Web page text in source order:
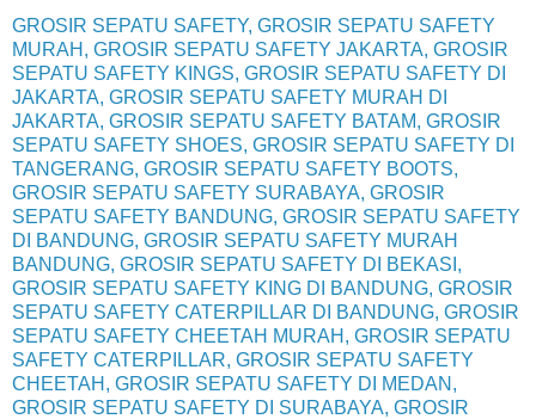
GROSIR SEPATU SAFETY, GROSIR SEPATU SAFETY
MURAH, GROSIR SEPATU SAFETY JAKARTA, GROSIR
SEPATU SAFETY KINGS, GROSIR SEPATU SAFETY DI
JAKARTA, GROSIR SEPATU SAFETY MURAH DI
JAKARTA, GROSIR SEPATU SAFETY BATAM, GROSIR
SEPATU SAFETY SHOES, GROSIR SEPATU SAFETY DI
TANGERANG, GROSIR SEPATU SAFETY BOOTS,
GROSIR SEPATU SAFETY SURABAYA, GROSIR
SEPATU SAFETY BANDUNG, GROSIR SEPATU SAFETY
DI BANDUNG, GROSIR SEPATU SAFETY MURAH
BANDUNG, GROSIR SEPATU SAFETY DI BEKASI,
GROSIR SEPATU SAFETY KING DI BANDUNG, GROSIR
SEPATU SAFETY CATERPILLAR DI BANDUNG, GROSIR
SEPATU SAFETY CHEETAH MURAH, GROSIR SEPATU
SAFETY CATERPILLAR, GROSIR SEPATU SAFETY
CHEETAH, GROSIR SEPATU SAFETY DI MEDAN,
GROSIR SEPATU SAFETY DI SURABAYA, GROSIR